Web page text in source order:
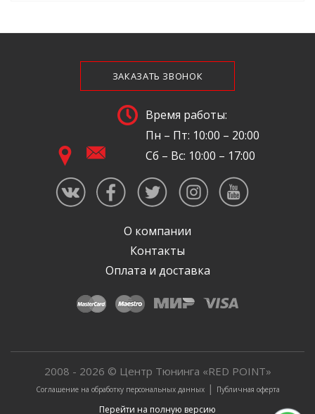
ЗАКАЗАТЬ ЗВОНОК
Время работы:
Пн – Пт: 10:00 – 20:00
Сб – Вс: 10:00 – 17:00
О компании
Контакты
Оплата и доставка
2008 - 2026 © Центр Тюнинга «RED POINT»
Соглашение на обработку персональных данных| Публичная оферта
Перейти на полную версию